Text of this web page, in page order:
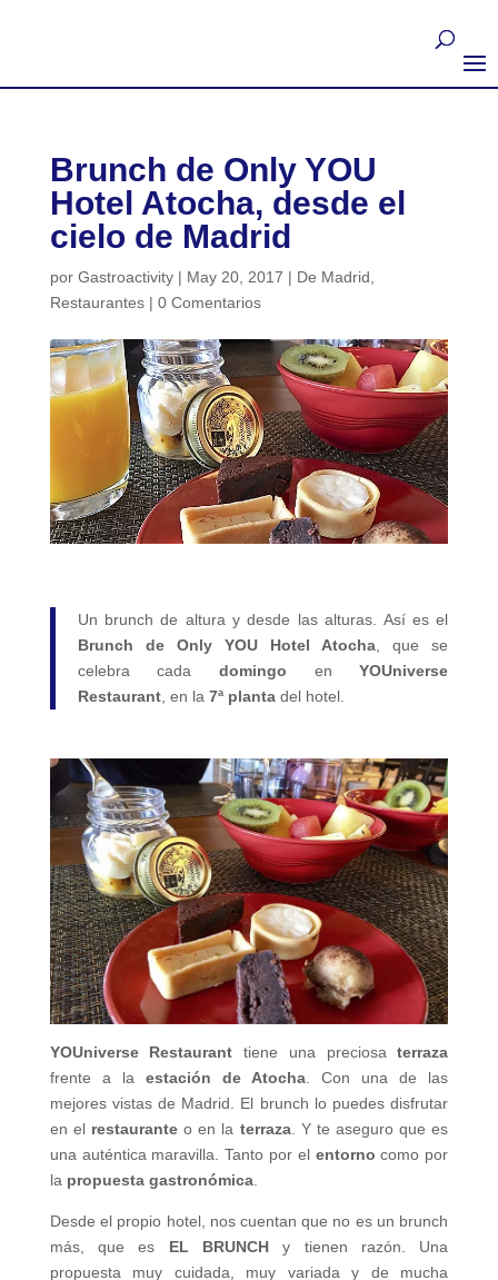
Brunch de Only YOU
Hotel Atocha, desde el
cielo de Madrid
por Gastroactivity| May 20, 2017 | De Madrid
Restaurantes| 0 Comentarios
Un brunch de altura y desde las alturas. Así es el
Brunch de Only YOU Hotel Atocha, que se
celebra cada domingo enYOUniverse
Restaurant, en la 7ª plantadel hotel.
YOUniverse Restaurant tiene una preciosaterraza
frente a la estación de Atocha . Con una de las
mejores vistas de Madrid. El brunch lo puedes disfrutar
en el restaurante o en la terraza. Y te aseguro que es
una auténtica maravilla. Tanto por el entorno como por
la propuesta gastronómica.
Desde el propio hotel, nos cuentan que no es un brunch
más, que es EL BRUNCH y tienen razón. Una
propuesta muy cuidada, muy variada y de mucha